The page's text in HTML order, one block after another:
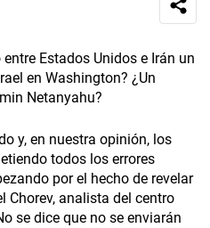
Estados Unidos e Irán un
en Washington? ¿Un
Netanyahu?
y, en nuestra opinión, los
todos los errores
por el hecho de revelar
Chorev, analista del centro
se dice que no se enviarán